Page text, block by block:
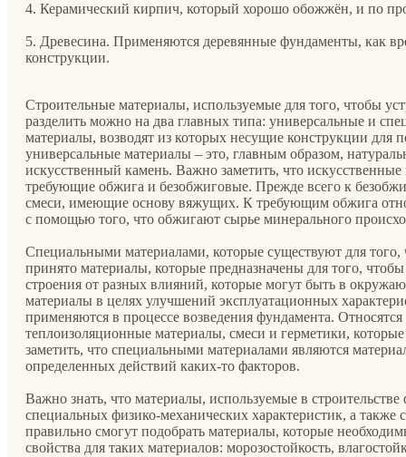
4. Керамический кирпич, который хорошо обожжён, и по
5. Древесина. Применяются деревянные фундаменты, как
конструкции.
Строительные материалы, используемые для того, чтобы
разделить можно на два главных типа: универсальные и
материалы, возводят из которых несущие конструкции для
универсальные материалы – это, главным образом,
искусственный камень. Важно заметить, что
требующие обжига и безобжиговые. Прежде всего к
смеси, имеющие основу вяжущих. К требующим обжига
с помощью того, что обжигают сырье минерального
Специальными материалами, которые существуют для того,
принято материалы, которые предназначены для того,
строения от разных влияний, которые могут быть в
материалы в целях улучшений эксплуатационных
применяются в процессе возведения фундамента.
теплоизоляционные материалы, смеси и герметики,
заметить, что специальными материалами являются
определенных действий каких-то факторов.
Важно знать, что материалы, используемые в
специальных физико-механических характеристик, а также
правильно смогут подобрать материалы, которые
свойства для таких материалов: морозостойкость,